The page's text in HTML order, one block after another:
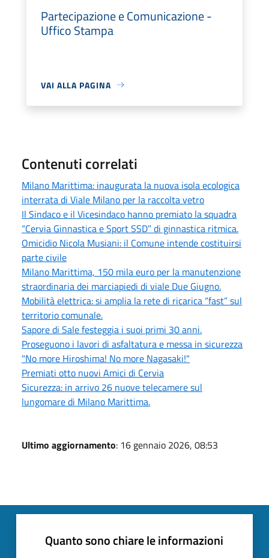
Partecipazione e Comunicazione -
Uffico Stampa
VAI ALLA PAGINA
Contenuti correlati
Milano Marittima: inaugurata la nuova isola ecologica
interrata di Viale Milano per la raccolta vetro
Il Sindaco e il Vicesindaco hanno premiato la squadra
“Cervia Ginnastica e Sport SSD” di ginnastica ritmica.
Omicidio Nicola Musiani: il Comune intende costituirsi
parte civile
Milano Marittima, 150 mila euro per la manutenzione
straordinaria dei marciapiedi di viale Due Giugno.
Mobilità elettrica: si amplia la rete di ricarica “fast” sul
territorio comunale.
Sapore di Sale festeggia i suoi primi 30 anni.
Proseguono i lavori di asfaltatura e messa in sicurezza
"No more Hiroshima! No more Nagasaki!"
Premiati otto nuovi Amici di Cervia
Sicurezza: in arrivo 26 nuove telecamere sul
lungomare di Milano Marittima.
Ultimo aggiornamento: 16 gennaio 2026, 08:53
Quanto sono chiare le informazioni